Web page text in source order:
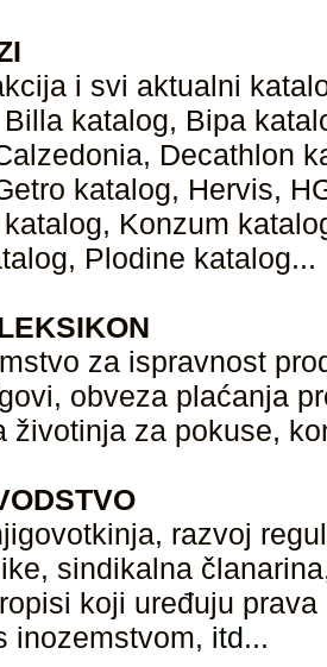
i svi aktualni
katalog, Bipa
Decathlon
katalog, Hervis,
Konzum
Plodine katalog...
za ispravnost
obveza plaćanja
životinja za pokuse,
razvoj
sindikalna
koji uređuju
inozemstvom, itd...